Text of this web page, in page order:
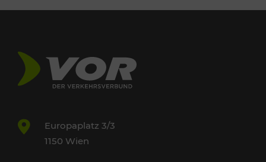
Europaplatz 3/3
1150 Wien